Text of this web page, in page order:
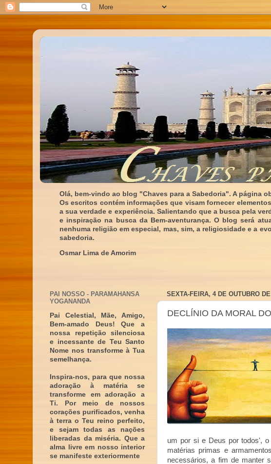
Olá, bem-vindo ao blog "Chaves para a Sabedoria". A página
Os escritos contém informações que visam fornecer
a sua verdade e experiência. Salientando que a busca pela
e inspiração na busca da Bem-aventurança. O blog será
nenhuma religião em especial, mas, sim, a religiosidade e a
sabedoria.
Osmar Lima de Amorim
SEXTA-FEIRA, 4 DE OUTUBRO
DECLÍNIO DA MORAL
um por si e Deus por todos',
matérias primas e
necessários, a fim de manter
PAI NOSSO - PARAMAHANSA
YOGANANDA
Pai Celestial, Mãe, Amigo,
Bem-amado Deus! Que a
nossa repetição silenciosa
e incessante de Teu Santo
Nome nos transforme à Tua
semelhança.
Inspira-nos, para que nossa
adoração à matéria se
transforme em adoração a
Ti. Por meio de nossos
corações purificados, venha
à terra o Teu reino perfeito,
e sejam todas as nações
liberadas da miséria. Que a
alma livre em nosso interior
se manifeste exteriormente